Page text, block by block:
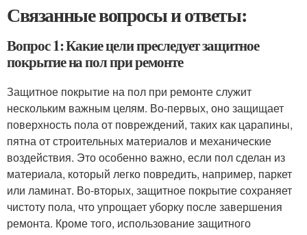
Связанные вопросы и ответы:
Вопрос 1: Какие цели преследует защитное
покрытие на пол при ремонте
Защитное покрытие на пол при ремонте служит
нескольким важным целям. Во-первых, оно защищает
поверхность пола от повреждений, таких как царапины,
пятна от строительных материалов и механические
воздействия. Это особенно важно, если пол сделан из
материала, который легко повредить, например, паркет
или ламинат. Во-вторых, защитное покрытие сохраняет
чистоту пола, что упрощает уборку после завершения
ремонта. Кроме того, использование защитного